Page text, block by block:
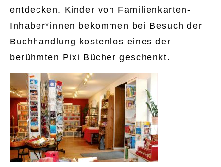
entdecken. Kinder von Familienkarten-
Inhaber*innen bekommen bei Besuch der
Buchhandlung kostenlos eines der
berühmten Pixi Bücher geschenkt.